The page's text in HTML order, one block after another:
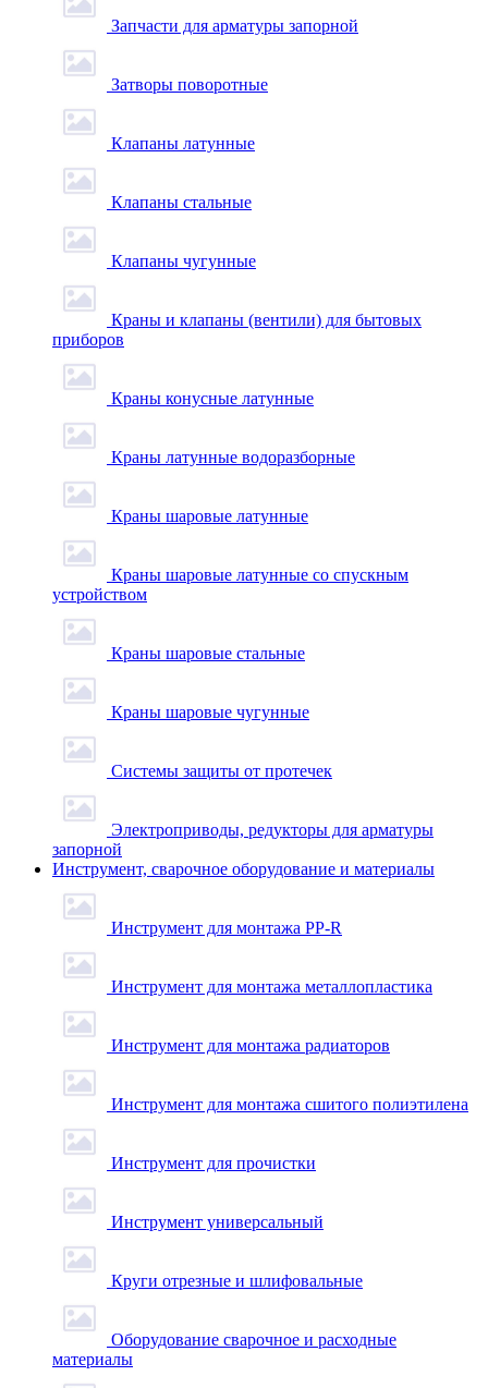
Запчасти для арматуры запорной
Затворы поворотные
Клапаны латунные
Клапаны стальные
Клапаны чугунные
Краны и клапаны (вентили) для бытовых
приборов
Краны конусные латунные
Краны латунные водоразборные
Краны шаровые латунные
Краны шаровые латунные со спускным
устройством
Краны шаровые стальные
Краны шаровые чугунные
Системы защиты от протечек
Электроприводы, редукторы для арматуры
запорной
Инструмент, сварочное оборудование и материалы
Инструмент для монтажа PP-R
Инструмент для монтажа металлопластика
Инструмент для монтажа радиаторов
Инструмент для монтажа сшитого полиэтилена
Инструмент для прочистки
Инструмент универсальный
Круги отрезные и шлифовальные
Оборудование сварочное и расходные
материалы